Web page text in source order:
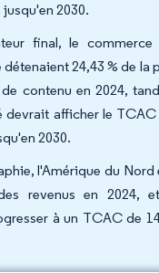
jusqu'en 2030.
final, le
24,43 % de la
contenu en 2024,
devrait afficher le
2030.
l'Amérique du
revenus en 2024,
à un TCAC de